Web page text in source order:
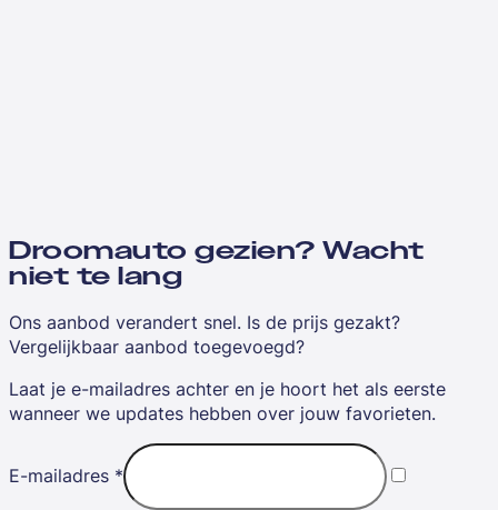
Droomauto gezien? Wacht
niet te lang
Ons aanbod verandert snel. Is de prijs gezakt?
Vergelijkbaar aanbod toegevoegd?
Laat je e-mailadres achter en je hoort het als eerste
wanneer we updates hebben over jouw favorieten.
E-mailadres *